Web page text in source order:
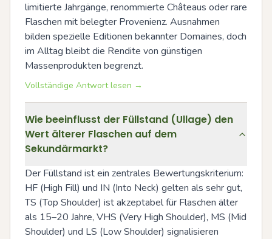
limitierte Jahrgänge, renommierte Châteaus oder rare
Flaschen mit belegter Provenienz. Ausnahmen
bilden spezielle Editionen bekannter Domaines, doch
im Alltag bleibt die Rendite von günstigen
Massenprodukten begrenzt.
Vollständige Antwort lesen →
Wie beeinflusst der Füllstand (Ullage) den
Wert älterer Flaschen auf dem
Sekundärmarkt?
Der Füllstand ist ein zentrales Bewertungskriterium:
HF (High Fill) und IN (Into Neck) gelten als sehr gut,
TS (Top Shoulder) ist akzeptabel für Flaschen älter
als 15–20 Jahre, VHS (Very High Shoulder), MS (Mid
Shoulder) und LS (Low Shoulder) signalisieren